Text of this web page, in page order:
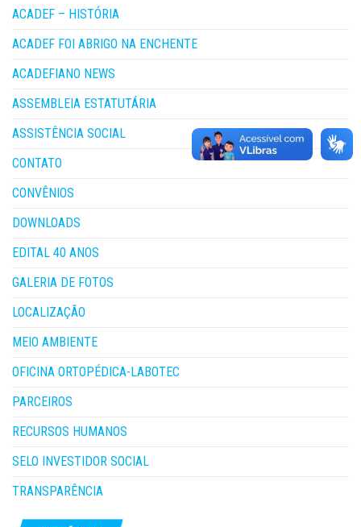
ACADEF – HISTÓRIA
ACADEF FOI ABRIGO NA ENCHENTE
ACADEFIANO NEWS
ASSEMBLEIA ESTATUTÁRIA
ASSISTÊNCIA SOCIAL
CONTATO
CONVÊNIOS
DOWNLOADS
EDITAL 40 ANOS
GALERIA DE FOTOS
LOCALIZAÇÃO
MEIO AMBIENTE
OFICINA ORTOPÉDICA-LABOTEC
PARCEIROS
RECURSOS HUMANOS
SELO INVESTIDOR SOCIAL
TRANSPARÊNCIA